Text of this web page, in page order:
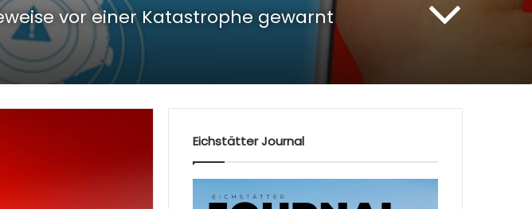
vor einer Katastrophe gewarnt
Eichstätter Journal